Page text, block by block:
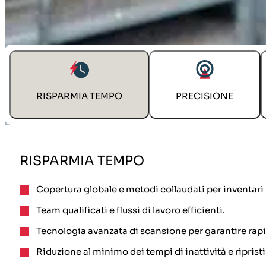
DIAMO SOLUZIONI ALLE TUE SFIDE
RISPARMIA TEMPO PRECISIONE
RISPARMIA TEMPO
Copertura globale e metodi collaudati per
Team qualificati e flussi di lavoro efficienti.
Tecnologia avanzata di scansione per garantire
Riduzione al minimo dei tempi di inattività e